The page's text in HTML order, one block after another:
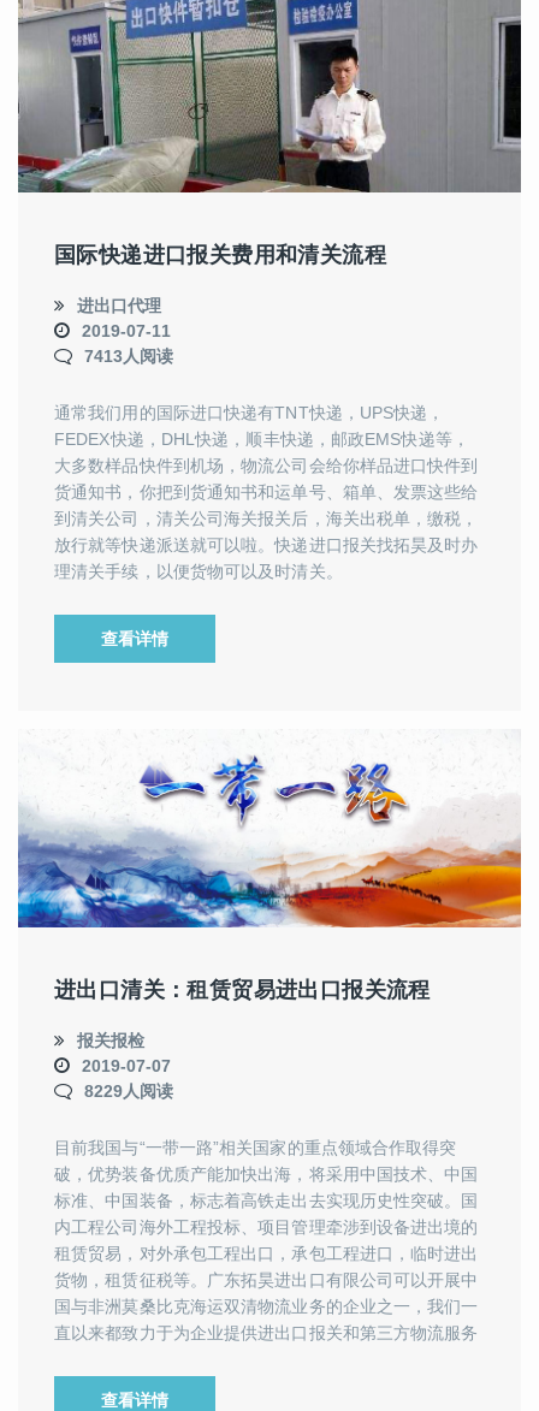
国际快递进口报关费用和清关流程
进出口代理
2019-07-11
7413人阅读
通常我们用的国际进口快递有TNT快递，UPS快递，
FEDEX快递，DHL快递，顺丰快递，邮政EMS快递等，
大多数样品快件到机场，物流公司会给你样品进口快件到
货通知书，你把到货通知书和运单号、箱单、发票这些给
到清关公司，清关公司海关报关后，海关出税单，缴税，
放行就等快递派送就可以啦。快递进口报关找拓昊及时办
理清关手续，以便货物可以及时清关。
查看详情
进出口清关：租赁贸易进出口报关流程
报关报检
2019-07-07
8229人阅读
目前我国与“一带一路”相关国家的重点领域合作取得突
破，优势装备优质产能加快出海，将采用中国技术、中国
标准、中国装备，标志着高铁走出去实现历史性突破。国
内工程公司海外工程投标、项目管理牵涉到设备进出境的
租赁贸易，对外承包工程出口，承包工程进口，临时进出
货物，租赁征税等。广东拓昊进出口有限公司可以开展中
国与非洲莫桑比克海运双清物流业务的企业之一，我们一
直以来都致力于为企业提供进出口报关和第三方物流服务
查看详情